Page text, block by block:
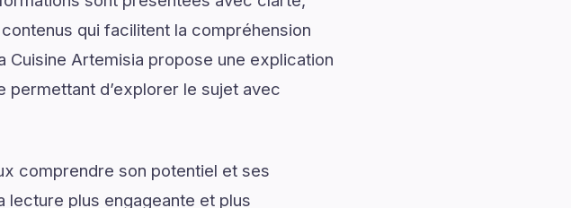
qui facilitent la compréhension
Artemisia propose une explication
d’explorer le sujet avec
comprendre son potentiel et ses
lecture plus engageante et plus